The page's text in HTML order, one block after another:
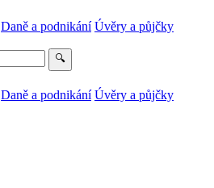
Daně a podnikání Úvěry a půjčky
🔍
Daně a podnikání Úvěry a půjčky